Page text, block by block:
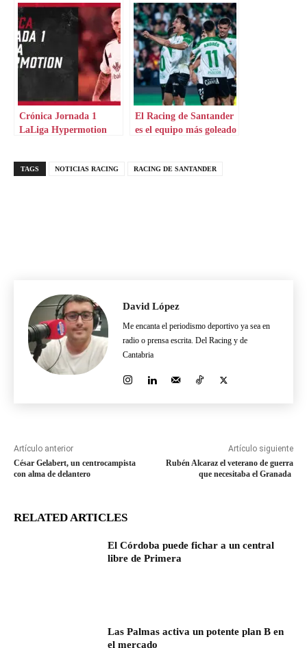
el factor campo»
Crónica Jornada 1
LaLiga Hypermotion
El Racing de Santander
es el equipo más goleado
TAGS NOTICIAS RACING RACING DE SANTANDER
David López
Me encanta el periodismo deportivo ya sea en
radio o prensa escrita. Del Racing y de
Cantabria
Artículo anterior
César Gelabert, un centrocampista
con alma de delantero
Artículo siguiente
Rubén Alcaraz el veterano de guerra
que necesitaba el Granada
RELATED ARTICLES
El Córdoba puede fichar a un central
libre de Primera
Las Palmas activa un potente plan B en
el mercado